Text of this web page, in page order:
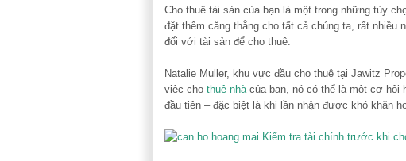
Cho thuê tài sản của bạn là một trong những tùy
đặt thêm căng thẳng cho tất cả chúng ta, rất
đối với tài sản để cho thuê.
Natalie Muller, khu vực đầu cho thuê tại Jawitz
việc cho thuê nhà của bạn, nó có thể là một cơ hội
đầu tiên – đặc biệt là khi lần nhận được khó khăn